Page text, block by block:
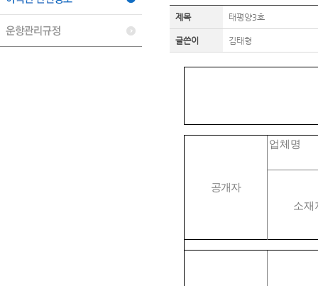
제목 태평양3호
글쓴이 김태형
공개자
업체명
소재